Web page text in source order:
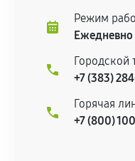
Режим
Ежедневно
Городской
+7 (383)
Горячая
+7 (800)